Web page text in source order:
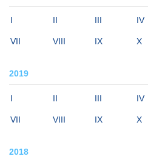
I II III IV
VII VIII IX X
2019
I II III IV
VII VIII IX X
2018